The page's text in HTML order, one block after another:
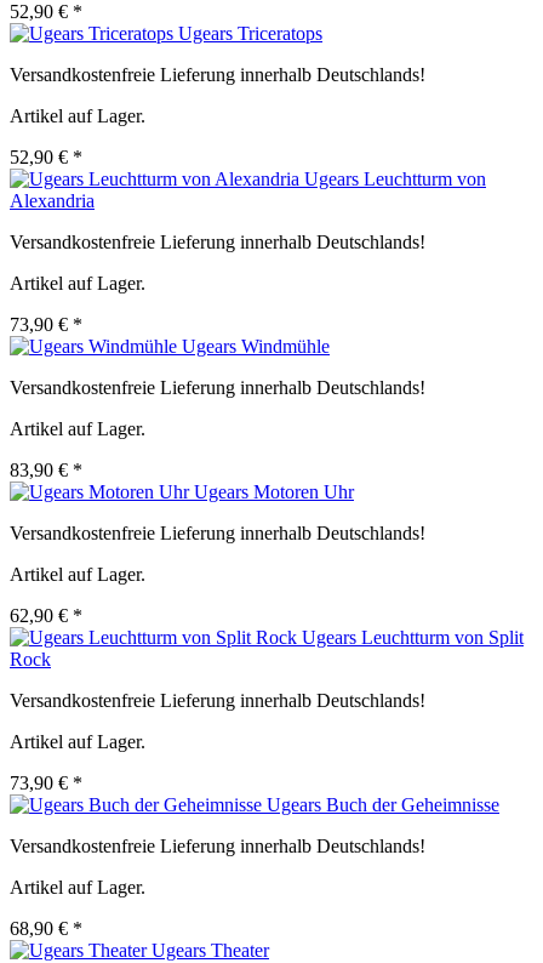
52,90 € *
Ugears Triceratops
Versandkostenfreie Lieferung innerhalb Deutschlands!
Artikel auf Lager.
52,90 € *
Ugears Leuchtturm von
Alexandria
Versandkostenfreie Lieferung innerhalb Deutschlands!
Artikel auf Lager.
73,90 € *
Ugears Windmühle
Versandkostenfreie Lieferung innerhalb Deutschlands!
Artikel auf Lager.
83,90 € *
Ugears Motoren Uhr
Versandkostenfreie Lieferung innerhalb Deutschlands!
Artikel auf Lager.
62,90 € *
Ugears Leuchtturm von Split
Rock
Versandkostenfreie Lieferung innerhalb Deutschlands!
Artikel auf Lager.
73,90 € *
Ugears Buch der Geheimnisse
Versandkostenfreie Lieferung innerhalb Deutschlands!
Artikel auf Lager.
68,90 € *
Ugears Theater